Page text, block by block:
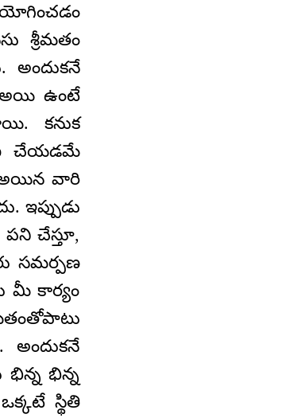
శ్రీమతం
అందుకనే
అయి ఉంటే
కనుక
చేయడమే
అయిన వారి
ఇప్పుడు
చేస్తూ,
సమర్పణ
మీ కార్యం
భిన్న భిన్న
స్థితి